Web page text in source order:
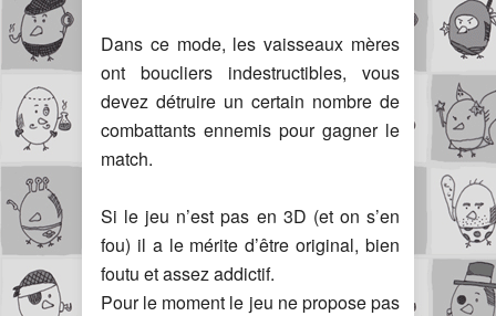
Dans ce mode, les vaisseaux mères
ont boucliers indestructibles, vous
devez détruire un certain nombre de
combattants ennemis pour gagner le
match.
Si le jeu n’est pas en 3D (et on s’en
fou) il a le mérite d’être original, bien
foutu et assez addictif.
Pour le moment le jeu ne propose pas